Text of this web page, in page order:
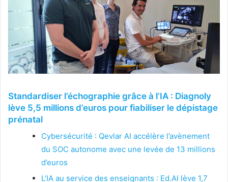
Standardiser l’échographie grâce à l’IA : Diagnoly
lève 5,5 millions d’euros pour fiabiliser le dépistage
prénatal
Cybersécurité : Qevlar AI accélère l’avènement
du SOC autonome avec une levée de 13 millions
d’euros
L’IA au service des enseignants : Ed.AI lève 1,7